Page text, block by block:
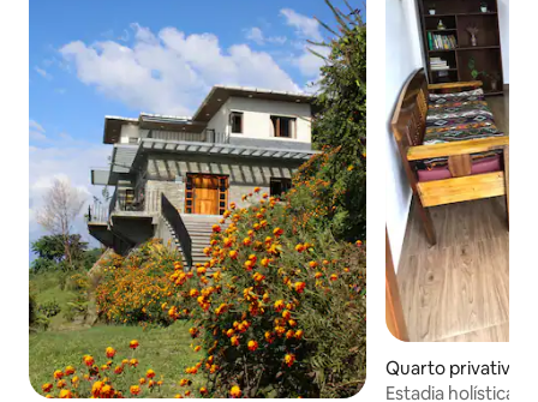
Quarto privativo ⋅
Estadia holística